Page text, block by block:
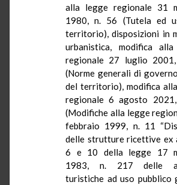
alla legge regionale 31
1980, n. 56 (Tutela ed
territorio), disposizioni in
urbanistica, modifica
regionale 27 luglio
(Norme generali di
del territorio), modifica
regionale 6 agosto
(Modifiche alla legge
febbraio 1999, n. 11
delle strutture ricettive ex
6 e 10 della legge 17
1983, n. 217 delle
turistiche ad uso pubblico